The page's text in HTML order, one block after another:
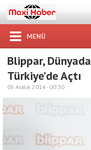
MENÜ
Blippar,
Türkiye’de Açtı
05 Aralık 2014 - 00:30